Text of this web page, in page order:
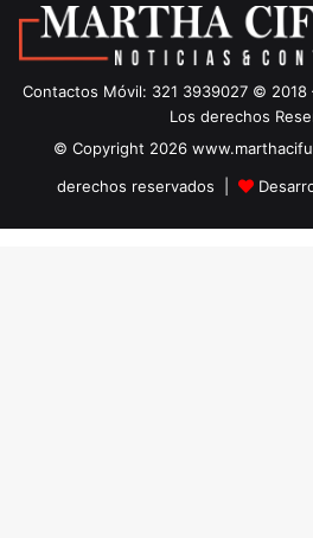
Contactos Móvil: 321 3939027 © 2018
Los derechos
© Copyright 2026
derechos reservados |